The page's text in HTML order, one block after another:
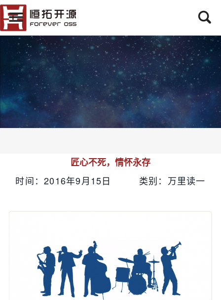
匠心不死，情怀永存
时间：2016年9月15日 类别：万里读一